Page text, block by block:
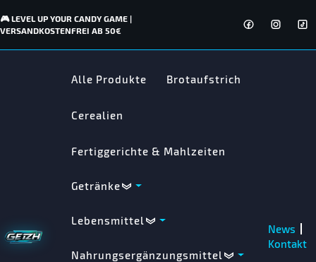
🎮 LEVEL UP YOUR CANDY GAME |
VERSANDKOSTENFREI AB 50€
Alle Produkte Brotaufstrich
Cerealien
Fertiggerichte & Mahlzeiten
Getränke
Lebensmittel
Nahrungsergänzungsmittel
News
Kontakt